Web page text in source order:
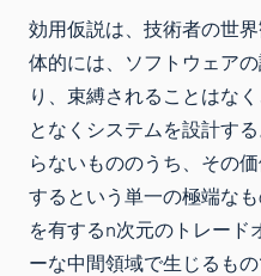
効用仮説は、技術者の世
体的には、ソフトウェア
り、束縛されることはな
となくシステムを設計す
らないもののうち、その
するという単一の極端な
を有するn次元のトレード
ーな中間領域で生じるもの